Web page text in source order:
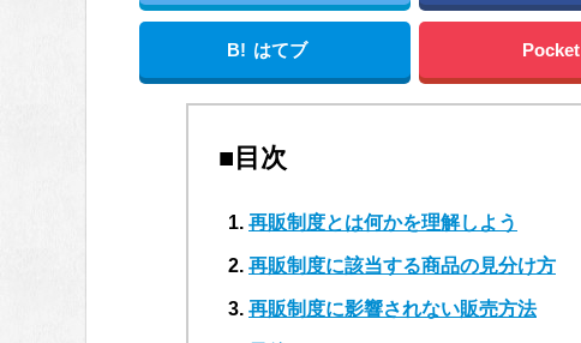
B! はてブ Pocket
■目次
再販制度とは何かを理解しよう
再販制度に該当する商品の見分け方
再販制度に影響されない販売方法